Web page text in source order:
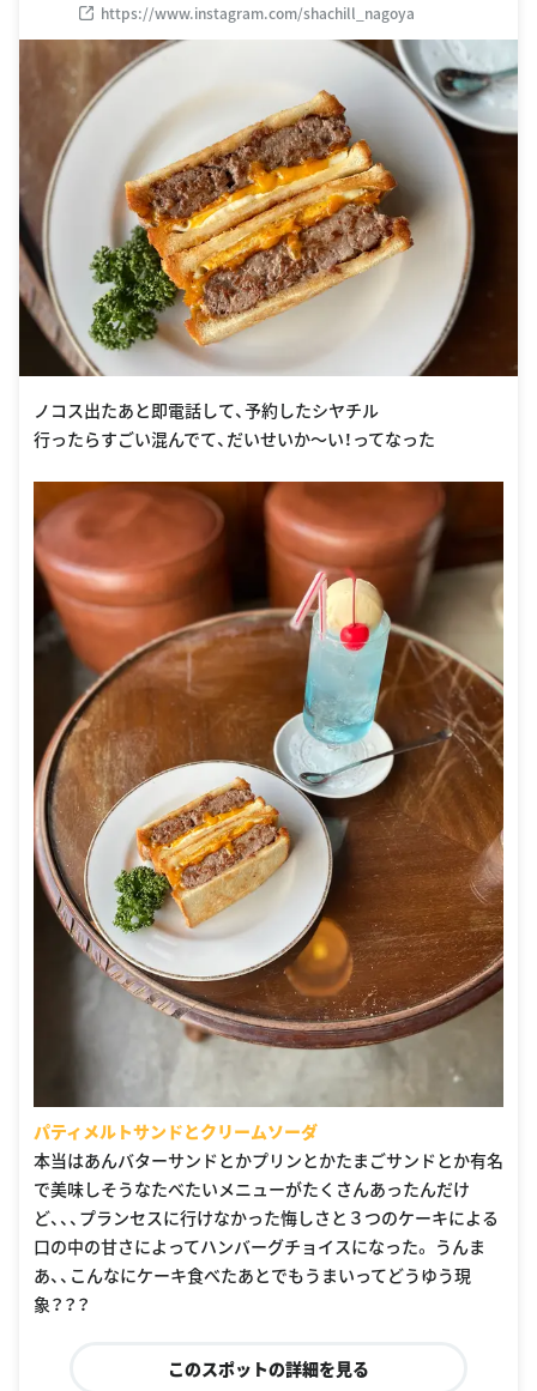
https://www.instagram.com/shachill_nagoya
ノコス出たあと即電話して、予約したシヤチル
行ったらすごい混んでて、だいせいか〜い！ってなった
パティメルトサンドとクリームソーダ
本当はあんバターサンドとかプリンとかたまごサンドとか有名
で美味しそうなたべたいメニューがたくさんあったんだけ
ど、、、プランセスに行けなかった悔しさと３つのケーキによる
口の中の甘さによってハンバーグチョイスになった。 うんま
あ、、こんなにケーキ食べたあとでもうまいってどうゆう現
象？？？
このスポットの詳細を見る